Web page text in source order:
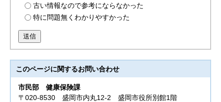
古い情報なので参考にならなかった
特に問題無くわかりやすかった
送信
このページに関するお問い合わせ
市民部健康保険課
〒020-8530 盛岡市内丸12-2 盛岡市役所別館1階